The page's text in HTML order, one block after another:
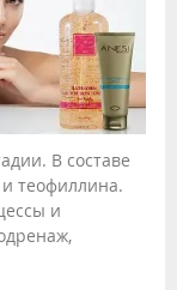
В составе
теофиллина.
и